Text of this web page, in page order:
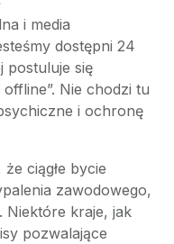
i media
dostępni 24
postuluje się
Nie chodzi tu
i ochronę
ciągłe bycie
zawodowego,
Niektóre kraje, jak
pozwalające